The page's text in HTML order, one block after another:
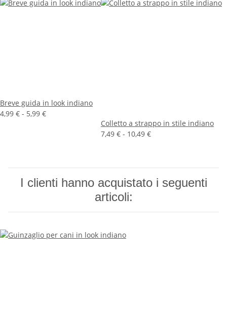
Breve guida in look indiano
4,99 € - 5,99 €
Colletto a strappo in stile indiano
7,49 € - 10,49 €
I clienti hanno acquistato i seguenti
articoli: